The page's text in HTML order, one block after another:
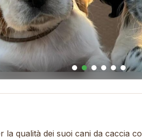
la qualità dei suoi cani da caccia